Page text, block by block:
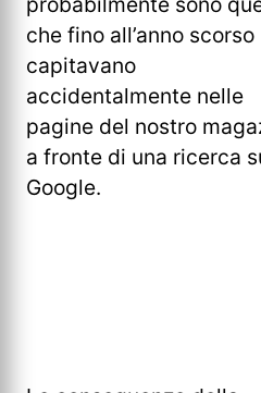
che fino all’anno scorso
capitavano
accidentalmente nelle
pagine del nostro
a fronte di una ricerca
Google.